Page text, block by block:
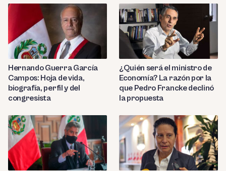
Hernando Guerra García
Campos: Hoja de vida,
biografía, perfil y del
congresista
¿Quién será el ministro de
Economía? La razón por la
que Pedro Francke declinó
la propuesta